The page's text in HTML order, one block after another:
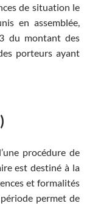
de situation le
en assemblée,
du montant des
porteurs ayant
procédure de
est destiné à la
et formalités
permet de